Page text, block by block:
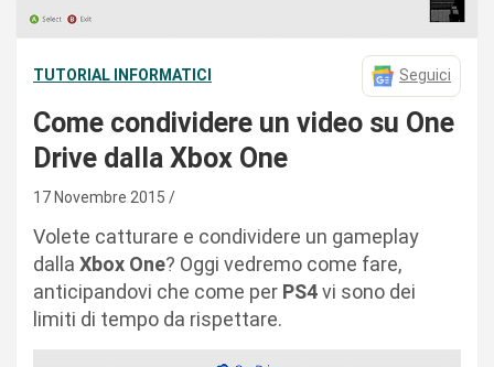
TUTORIAL INFORMATICI Seguici
Come condividere un video su One
Drive dalla Xbox One
17 Novembre 2015
Volete catturare e condividere un gameplay
dalla Xbox One? Oggi vedremo come fare,
anticipandovi che come per PS4vi sono dei
limiti di tempo da rispettare.